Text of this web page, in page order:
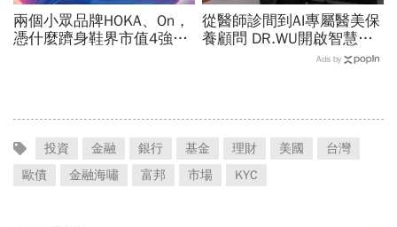
兩個小眾品牌HOKA、On，
憑什麼躋身鞋界市值4強、
從醫師診間到AI專屬醫美保
養顧問 DR.WU開啟智慧養
Ads by
投資 金融 銀行 基金 理財 美國
台灣
歐債
金融海嘯 富邦 市場 KYC